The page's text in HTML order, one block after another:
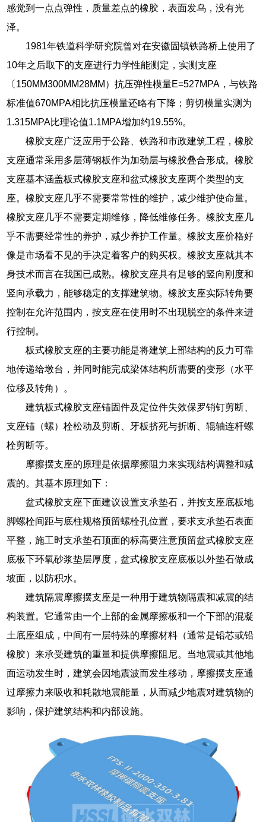
感觉到一点点弹性，质量差点的橡胶，表面发乌，没有光
泽。
1981年铁道科学研究院曾对在安徽固镇铁路桥上使用了
10年之后取下的支座进行力学性能测定，实测支座
〔150MM300MM28MM）抗压弹性模量E=527MPA，与铁路
标准值670MPA相比抗压模量还略有下降；剪切模量实测为
1.315MPA比理论值1.1MPA增加约19.55%。
橡胶支座广泛应用于公路、铁路和市政建筑工程，橡胶
支座通常采用多层薄钢板作为加劲层与橡胶叠合形成。橡胶
支座基本涵盖板式橡胶支座和盆式橡胶支座两个类型的支
座。橡胶支座几乎不需要常常性的维护，减少维护使命量。
橡胶支座几乎不需要定期维修，降低维修任务。橡胶支座几
乎不需要经常性的养护，减少养护工作量。橡胶支座价格好
像是市场看不见的手决定着客户的购买权。橡胶支座就其本
身技术而言在我国已成熟。橡胶支座具有足够的竖向刚度和
竖向承载力，能够稳定的支撑建筑物。橡胶支座实际转角要
控制在允许范围内，按支座在使用时不出现脱空的条件来进
行控制。
板式橡胶支座的主要功能是将建筑上部结构的反力可靠
地传递给墩台，并同时能完成梁体结构所需要的变形（水平
位移及转角）。
建筑板式橡胶支座锚固件及定位件失效保罗销钉剪断、
支座锚（螺）栓松动及剪断、牙板挤死与折断、辊轴连杆螺
栓剪断等。
摩擦摆支座的原理是依据摩擦阻力来实现结构调整和减
震的。其基本原理如下：
盆式橡胶支座下面建议设置支承垫石，并按支座底板地
脚螺栓间距与底柱规格预留螺栓孔位置，要求支承垫石表面
平整，施工时支承垫石顶面的标高要注意预留盆式橡胶支座
底板下环氧砂浆垫层厚度，盆式橡胶支座底板以外垫石做成
坡面，以防积水。
建筑隔震摩擦摆支座是一种用于建筑物隔震和减震的结
构装置。它通常由一个上部的金属摩擦板和一个下部的混凝
土底座组成，中间有一层特殊的摩擦材料（通常是铅芯或铅
橡胶）来承受建筑的重量和提供摩擦阻尼。当地震或其他地
面运动发生时，建筑会因地震波而发生移动，摩擦摆支座通
过摩擦力来吸收和耗散地震能量，从而减少地震对建筑物的
影响，保护建筑结构和内部设施。